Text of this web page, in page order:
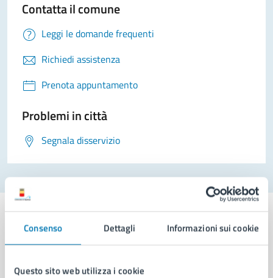
Consenso Dettagli Informazioni sui cookie
Questo sito web utilizza i cookie
Contatta il comune
Leggi le domande frequenti
Richiedi assistenza
Prenota appuntamento
Problemi in città
Segnala disservizio